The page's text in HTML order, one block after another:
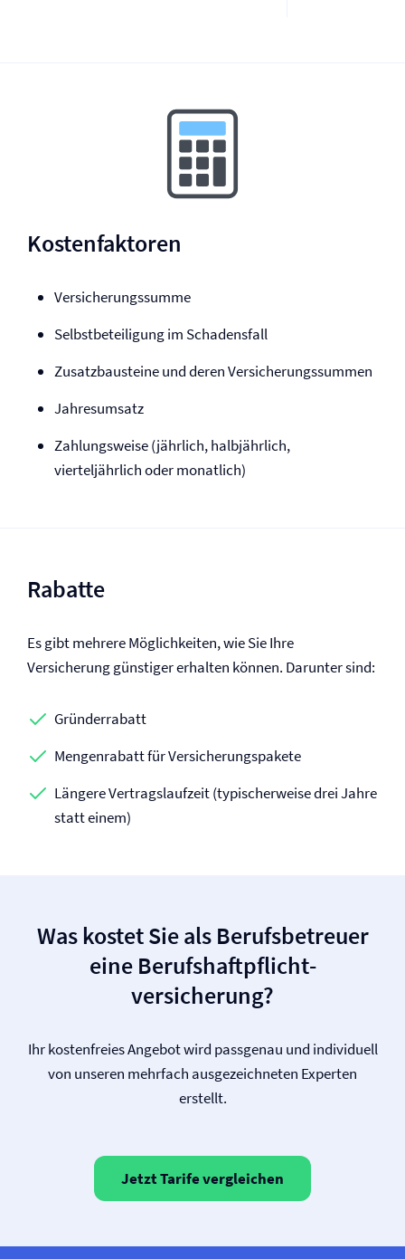
Kostenfaktoren
Versicherungssumme
Selbst­beteiligung im Schadensfall
Zusatzbausteine und deren Versicherungssummen
Jahresumsatz
Zahlungsweise (jährlich, halbjährlich,
vierteljährlich oder monatlich)
Rabatte
Es gibt mehrere Möglichkeiten, wie Sie Ihre
Versicherung günstiger erhalten können. Darunter sind:
Gründerrabatt
Mengenrabatt für Versicherungspakete
Längere Vertragslaufzeit (typischerweise drei Jahre
statt einem)
Was kostet Sie als Berufsbetreuer
eine Berufs­haftpflicht­
versicherung?
Ihr kostenfreies Angebot wird passgenau und individuell
von unseren mehrfach ausgezeichneten Experten
erstellt.
Jetzt Tarife vergleichen